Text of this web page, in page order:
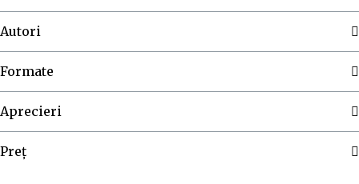
Autori
Formate
Aprecieri
Preț